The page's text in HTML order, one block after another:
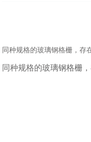
同种规格的玻璃钢格栅，存
同种规格的玻璃钢格栅